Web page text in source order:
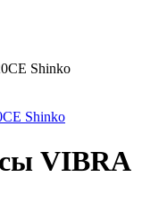
Shinko
VIBRA